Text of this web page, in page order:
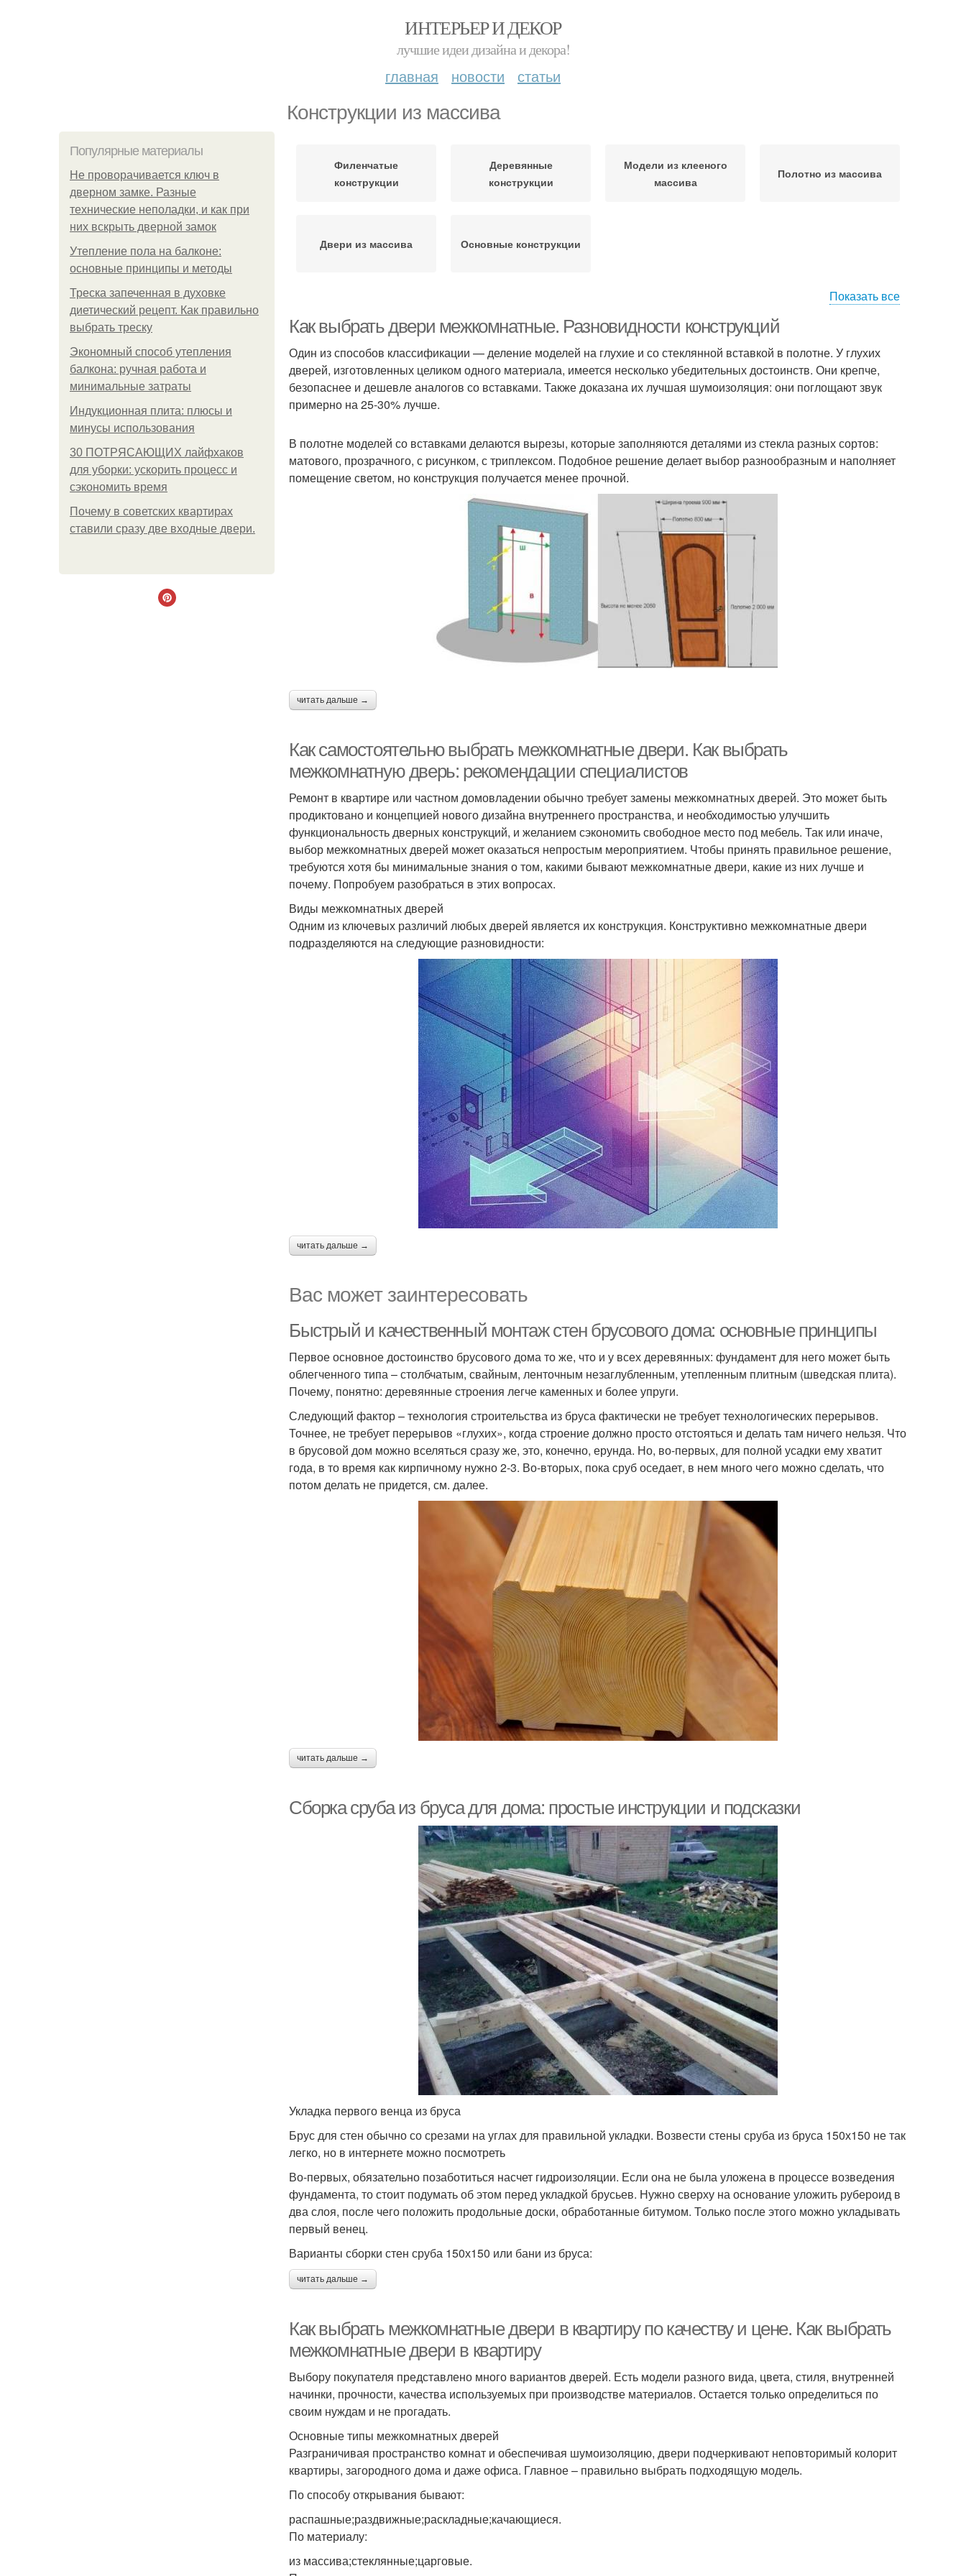
ИНТЕРЬЕР И ДЕКОР
лучшие идеи дизайна и декора!
главная новости статьи
Конструкции из массива
Популярные материалы
Не проворачивается ключ в
дверном замке. Разные
технические неполадки, и как при
них вскрыть дверной замок
Утепление пола на балконе:
основные принципы и методы
Треска запеченная в духовке
диетический рецепт. Как правильно
выбрать треску
Экономный способ утепления
балкона: ручная работа и
минимальные затраты
Индукционная плита: плюсы и
минусы использования
30 ПОТРЯСАЮЩИХ лайфхаков
для уборки: ускорить процесс и
сэкономить время
Почему в советских квартирах
ставили сразу две входные двери.
Филенчатые
конструкции
Деревянные
конструкции
Модели из клееного
массива
Полотно из массива
Двери из массива Основные конструкции
Показать все
Как выбрать двери межкомнатные. Разновидности конструкций
Один из способов классификации — деление моделей на глухие и со стеклянной вставкой в полотне. У глухих
дверей, изготовленных целиком одного материала, имеется несколько убедительных достоинств. Они крепче,
безопаснее и дешевле аналогов со вставками. Также доказана их лучшая шумоизоляция: они поглощают звук
примерно на 25-30% лучше.
В полотне моделей со вставками делаются вырезы, которые заполняются деталями из стекла разных сортов:
матового, прозрачного, с рисунком, с триплексом. Подобное решение делает выбор разнообразным и наполняет
помещение светом, но конструкция получается менее прочной.
читать дальше →
Как самостоятельно выбрать межкомнатные двери. Как выбрать
межкомнатную дверь: рекомендации специалистов
Ремонт в квартире или частном домовладении обычно требует замены межкомнатных дверей. Это может быть
продиктовано и концепцией нового дизайна внутреннего пространства, и необходимостью улучшить
функциональность дверных конструкций, и желанием сэкономить свободное место под мебель. Так или иначе,
выбор межкомнатных дверей может оказаться непростым мероприятием. Чтобы принять правильное решение,
требуются хотя бы минимальные знания о том, какими бывают межкомнатные двери, какие из них лучше и
почему. Попробуем разобраться в этих вопросах.
Виды межкомнатных дверей
Одним из ключевых различий любых дверей является их конструкция. Конструктивно межкомнатные двери
подразделяются на следующие разновидности:
читать дальше →
Вас может заинтересовать
Быстрый и качественный монтаж стен брусового дома: основные принципы
Первое основное достоинство брусового дома то же, что и у всех деревянных: фундамент для него может быть
облегченного типа – столбчатым, свайным, ленточным незаглубленным, утепленным плитным (шведская плита).
Почему, понятно: деревянные строения легче каменных и более упруги.
Следующий фактор – технология строительства из бруса фактически не требует технологических перерывов.
Точнее, не требует перерывов «глухих», когда строение должно просто отстояться и делать там ничего нельзя. Что
в брусовой дом можно вселяться сразу же, это, конечно, ерунда. Но, во-первых, для полной усадки ему хватит
года, в то время как кирпичному нужно 2-3. Во-вторых, пока сруб оседает, в нем много чего можно сделать, что
потом делать не придется, см. далее.
читать дальше →
Сборка сруба из бруса для дома: простые инструкции и подсказки
Укладка первого венца из бруса
Брус для стен обычно со срезами на углах для правильной укладки. Возвести стены сруба из бруса 150х150 не так
легко, но в интернете можно посмотреть
Во-первых, обязательно позаботиться насчет гидроизоляции. Если она не была уложена в процессе возведения
фундамента, то стоит подумать об этом перед укладкой брусьев. Нужно сверху на основание уложить рубероид в
два слоя, после чего положить продольные доски, обработанные битумом. Только после этого можно укладывать
первый венец.
Варианты сборки стен сруба 150х150 или бани из бруса:
читать дальше →
Как выбрать межкомнатные двери в квартиру по качеству и цене. Как выбрать
межкомнатные двери в квартиру
Выбору покупателя представлено много вариантов дверей. Есть модели разного вида, цвета, стиля, внутренней
начинки, прочности, качества используемых при производстве материалов. Остается только определиться по
своим нуждам и не прогадать.
Основные типы межкомнатных дверей
Разграничивая пространство комнат и обеспечивая шумоизоляцию, двери подчеркивают неповторимый колорит
квартиры, загородного дома и даже офиса. Главное – правильно выбрать подходящую модель.
По способу открывания бывают:
распашные;раздвижные;раскладные;качающиеся.
По материалу:
из массива;стеклянные;царговые.